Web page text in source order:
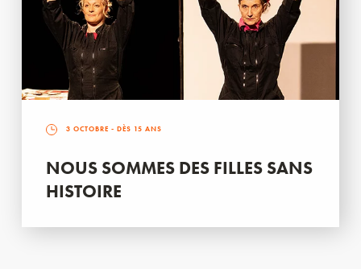
3 OCTOBRE - DÈS 15 ANS
NOUS SOMMES DES FILLES SANS
HISTOIRE